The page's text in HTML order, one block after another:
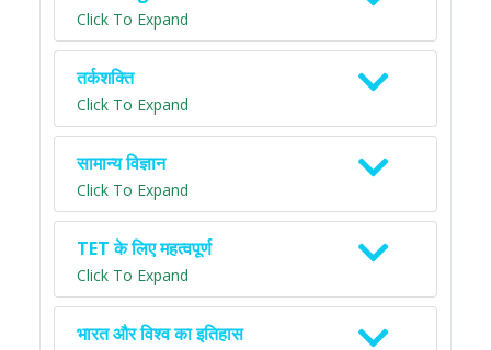
Click To Expand
तर्कशक्ति
Click To Expand
सामान्य विज्ञान
Click To Expand
TET के लिए महत्वपूर्ण
Click To Expand
भारत और विश्व का इतिहास